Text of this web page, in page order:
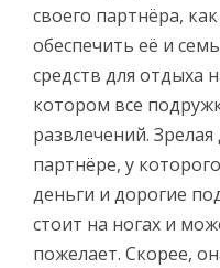
своего партнёра,
обеспечить её и
средств для отдыха
котором все
развлечений.
партнёре, у
деньги и дорогие
стоит на ногах и
пожелает. Скорее,